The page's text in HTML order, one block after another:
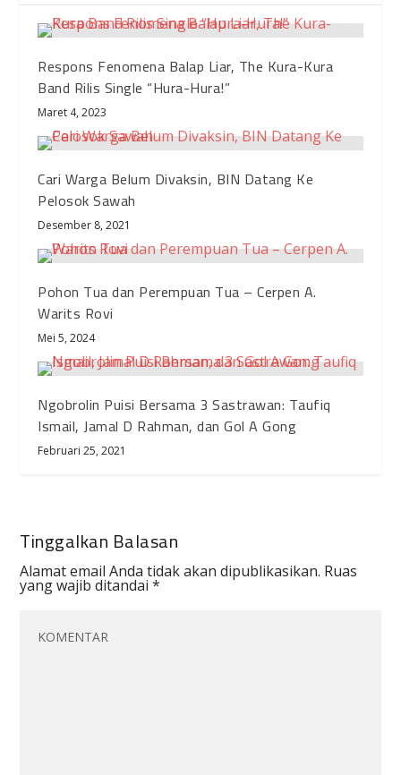
Respons Fenomena Balap Liar, The Kura-Kura
Band Rilis Single “Hura-Hura!”
Maret 4, 2023
Cari Warga Belum Divaksin, BIN Datang Ke
Pelosok Sawah
Desember 8, 2021
Pohon Tua dan Perempuan Tua – Cerpen A.
Warits Rovi
Mei 5, 2024
Ngobrolin Puisi Bersama 3 Sastrawan: Taufiq
Ismail, Jamal D Rahman, dan Gol A Gong
Februari 25, 2021
Tinggalkan Balasan
Alamat email Anda tidak akan dipublikasikan. Ruas
yang wajib ditandai*